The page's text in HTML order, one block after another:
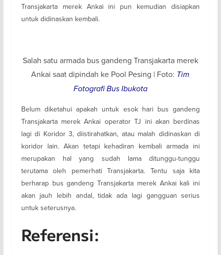
Transjakarta merek Ankai ini pun kemudian disiapkan
untuk didinaskan kembali.
Salah satu armada bus gandeng Transjakarta merek
Ankai saat dipindah ke Pool Pesing | Foto: Tim
Fotografi Bus Ibukota
Belum diketahui apakah untuk esok hari bus gandeng
Transjakarta merek Ankai operator TJ ini akan berdinas
lagi di Koridor 3, diistirahatkan, atau malah didinaskan di
koridor lain. Akan tetapi kehadiran kembali armada ini
merupakan hal yang sudah lama ditunggu-tunggu
terutama oleh pemerhati Transjakarta. Tentu saja kita
berharap bus gandeng Transjakarta merek Ankai kali ini
akan jauh lebih andal, tidak ada lagi gangguan serius
untuk seterusnya.
Referensi: